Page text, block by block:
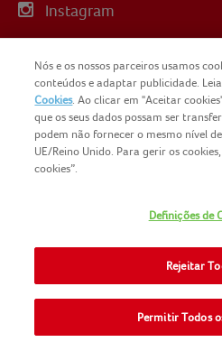
Instagram
YouTube
COPYRIGHT IGLO
NOMAD
POLÍTICA DE
POLITICA-DE-
TERMOS E
Nós e os nossos parceiros usamos
conteúdos e adaptar publicidade.
Cookies. Ao clicar em "Aceitar
que os seus dados possam ser
podem não fornecer o mesmo nível
UE/Reino Unido. Para gerir os
cookies”.
Definições de
Rejeitar
Permitir Todos